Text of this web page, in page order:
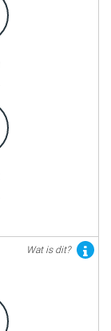
Wat is dit?